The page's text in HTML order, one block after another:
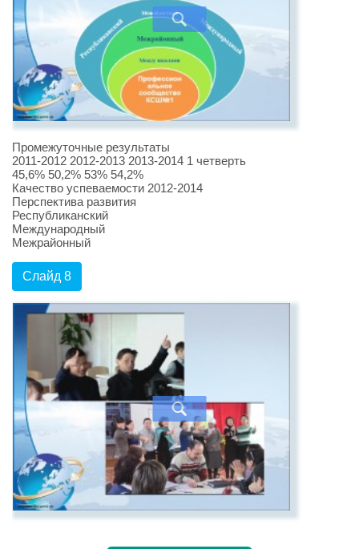
Промежуточные результаты
2011-2012 2012-2013 2013-2014 1 четверть
45,6% 50,2% 53% 54,2%
Качество успеваемости 2012-2014
Перспектива развития
Республиканский
Международный
Межрайонный
Слайд 8